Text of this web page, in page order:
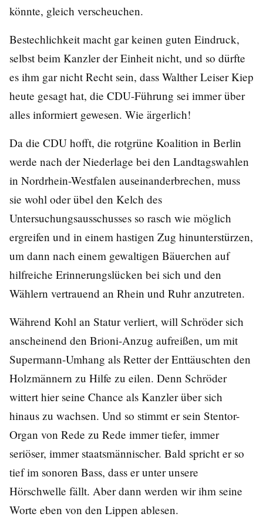
könnte, gleich verscheuchen.
Bestechlichkeit macht gar keinen guten Eindruck,
selbst beim Kanzler der Einheit nicht, und so dürfte
es ihm gar nicht Recht sein, dass Walther Leiser Kiep
heute gesagt hat, die CDU-Führung sei immer über
alles informiert gewesen. Wie ärgerlich!
Da die CDU hofft, die rotgrüne Koalition in Berlin
werde nach der Niederlage bei den Landtagswahlen
in Nordrhein-Westfalen auseinanderbrechen, muss
sie wohl oder übel den Kelch des
Untersuchungsausschusses so rasch wie möglich
ergreifen und in einem hastigen Zug hinunterstürzen,
um dann nach einem gewaltigen Bäuerchen auf
hilfreiche Erinnerungslücken bei sich und den
Wählern vertrauend an Rhein und Ruhr anzutreten.
Während Kohl an Statur verliert, will Schröder sich
anscheinend den Brioni-Anzug aufreißen, um mit
Supermann-Umhang als Retter der Enttäuschten den
Holzmännern zu Hilfe zu eilen. Denn Schröder
wittert hier seine Chance als Kanzler über sich
hinaus zu wachsen. Und so stimmt er sein Stentor-
Organ von Rede zu Rede immer tiefer, immer
seriöser, immer staatsmännischer. Bald spricht er so
tief im sonoren Bass, dass er unter unsere
Hörschwelle fällt. Aber dann werden wir ihm seine
Worte eben von den Lippen ablesen.